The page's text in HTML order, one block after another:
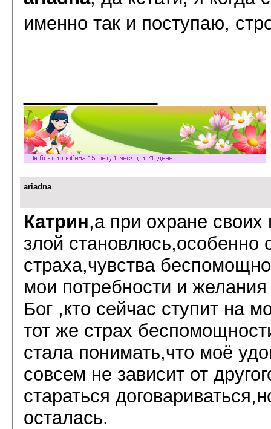
именно так и поступаю,
ariadna
Катрин,а при охране
злой
страха,чувства
мои потребности и
Бог ,кто сейчас ступит на
тот же страх
стала понимать,что моё
совсем не зависит от
стараться
осталась.